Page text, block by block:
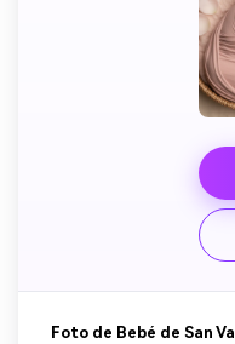
Foto de Bebé de San